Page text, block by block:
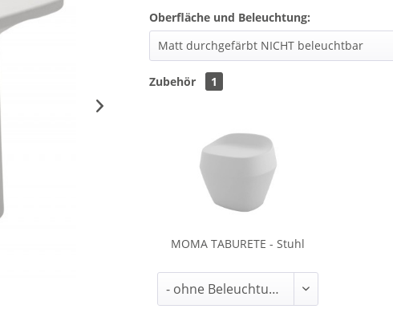
Oberfläche und Beleuchtung:
Zubehör 1
MOMA TABURETE - Stuhl